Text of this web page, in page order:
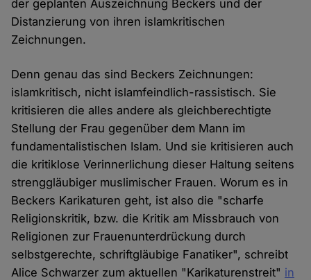
der geplanten Auszeichnung Beckers und der
Distanzierung von ihren islamkritischen
Zeichnungen.
Denn genau das sind Beckers Zeichnungen:
islamkritisch, nicht islamfeindlich-rassistisch. Sie
kritisieren die alles andere als gleichberechtigte
Stellung der Frau gegenüber dem Mann im
fundamentalistischen Islam. Und sie kritisieren auch
die kritiklose Verinnerlichung dieser Haltung seitens
strenggläubiger muslimischer Frauen. Worum es in
Beckers Karikaturen geht, ist also die "scharfe
Religionskritik, bzw. die Kritik am Missbrauch von
Religionen zur Frauenunterdrückung durch
selbstgerechte, schriftgläubige Fanatiker", schreibt
Alice Schwarzer zum aktuellen "Karikaturenstreit" in